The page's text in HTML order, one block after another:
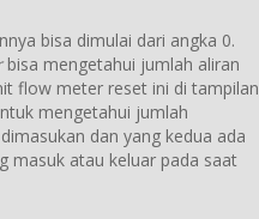
bisa dimulai dari angka 0.
bisa mengetahui jumlah aliran
flow meter reset ini di tampilan
mengetahui jumlah
dan yang kedua ada
masuk atau keluar pada saat